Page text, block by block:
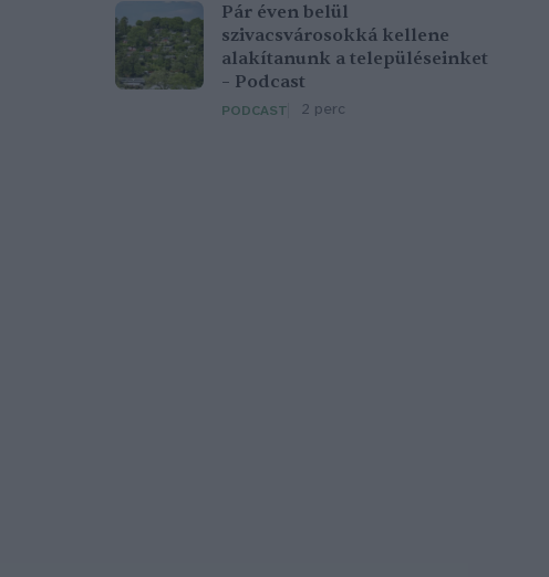
Pár éven belül
szivacsvárosokká kellene
alakítanunk a településeinket
– Podcast
PODCAST 2 perc